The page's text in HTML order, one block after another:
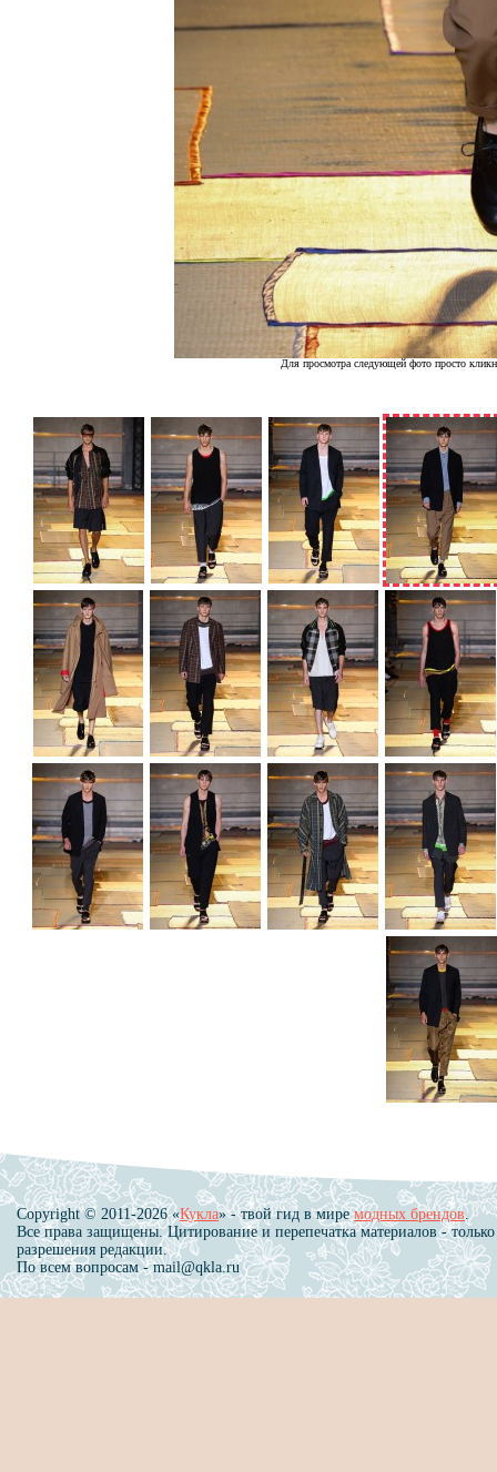
Для просмотра следующей фото просто
Copyright © 2011-2026 «Кукла» - твой гид в миремодных брендов.
Все права защищены. Цитирование и перепечатка материалов - только
разрешения редакции.
По всем вопросам - mail@qkla.ru